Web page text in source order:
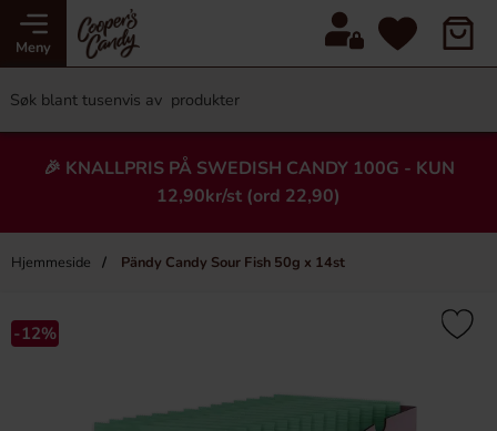
Meny
🎉 KNALLPRIS PÅ SWEDISH CANDY 100G - KUN
12,90kr/st (ord 22,90)
Hjemmeside Pändy Candy Sour Fish 50g x 14st
×
-12%